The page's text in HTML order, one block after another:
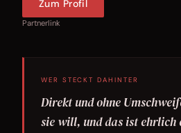
Zum Profil
Partnerlink
WER STECKT DAHINTER
Direkt und ohne
sie will, und das ist ehrlich